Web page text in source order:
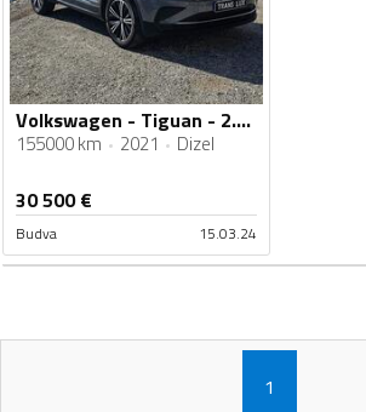
Volkswagen - Tiguan - 2.0tdi dsg 4motion
155000 km 2021 Dizel
30 500€
Budva 15.03.24
1